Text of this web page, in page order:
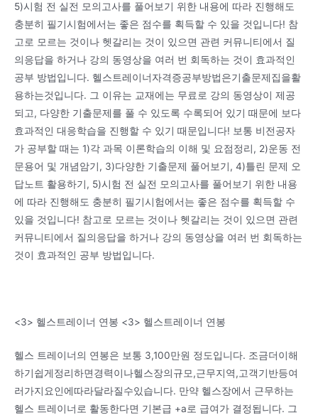
5)시험 전 실전 모의고사를 풀어보기 위한 내용에 따라 진행해도
충분히 필기시험에서는 좋은 점수를 획득할 수 있을 것입니다! 참
고로 모르는 것이나 헷갈리는 것이 있으면 관련 커뮤니티에서 질
의응답을 하거나 강의 동영상을 여러 번 회독하는 것이 효과적인
공부 방법입니다. 헬스트레이너자격증공부방법은기출문제집을활
용하는것입니다. 그 이유는 교재에는 무료로 강의 동영상이 제공
되고, 다양한 기출문제를 풀 수 있도록 수록되어 있기 때문에 보다
효과적인 대응학습을 진행할 수 있기 때문입니다! 보통 비전공자
가 공부할 때는 1)각 과목 이론학습의 이해 및 요점정리, 2)운동 전
문용어 및 개념암기, 3)다양한 기출문제 풀어보기, 4)틀린 문제 오
답노트 활용하기, 5)시험 전 실전 모의고사를 풀어보기 위한 내용
에 따라 진행해도 충분히 필기시험에서는 좋은 점수를 획득할 수
있을 것입니다! 참고로 모르는 것이나 헷갈리는 것이 있으면 관련
커뮤니티에서 질의응답을 하거나 강의 동영상을 여러 번 회독하는
것이 효과적인 공부 방법입니다.
<3> 헬스트레이너 연봉 <3> 헬스트레이너 연봉
헬스 트레이너의 연봉은 보통 3,100만원 정도입니다. 조금더이해
하기쉽게정리하면경력이나헬스장의규모,근무지역,고객기반등여
러가지요인에따라달라질수있습니다. 만약 헬스장에서 근무하는
헬스 트레이너로 활동한다면 기본급 +a로 급여가 결정됩니다. 그